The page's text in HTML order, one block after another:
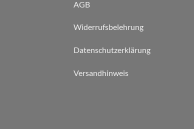
AGB
Widerrufsbelehrung
Datenschutzerklärung
Versandhinweis